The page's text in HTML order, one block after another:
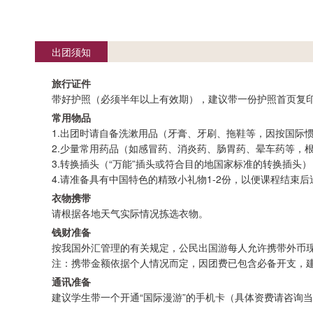
出团须知
旅行证件
带好护照（必须半年以上有效期），建议带一份护照首页
常用物品
1.出团时请自备洗漱用品（牙膏、牙刷、拖鞋等，因按国际
2.少量常用药品（如感冒药、消炎药、肠胃药、晕车药等，
3.转换插头（“万能”插头或符合目的地国家标准的转换插头
4.请准备具有中国特色的精致小礼物1-2份，以便课程结束
衣物携带
请根据各地天气实际情况拣选衣物。
钱财准备
按我国外汇管理的有关规定，公民出国游每人允许携带外币
注：携带金额依据个人情况而定，因团费已包含必备开支
通讯准备
建议学生带一个开通“国际漫游”的手机卡（具体资费请咨询